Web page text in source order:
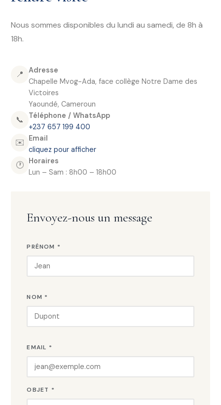
Nous sommes disponibles du lundi au samedi, de 8h à
18h.
📍
Adresse
Chapelle Mvog-Ada, face collège Notre Dame des
Victoires
Yaoundé, Cameroun
📞
Téléphone / WhatsApp
+237 657 199 400
✉️
Email
cliquez pour afficher
🕐
Horaires
Lun – Sam : 8h00 – 18h00
Envoyez-nous un message
PRÉNOM *
NOM *
EMAIL *
OBJET *